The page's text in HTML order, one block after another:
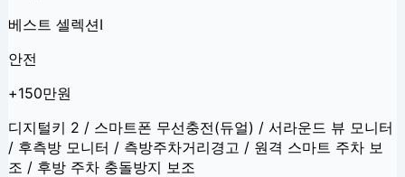
베스트 셀렉션Ⅰ
안전
+150만원
디지털키 2 / 스마트폰 무선충전(듀얼) / 서라운드 뷰 모니터
/ 후측방 모니터 / 측방주차거리경고 / 원격 스마트 주차 보
조 / 후방 주차 충돌방지 보조